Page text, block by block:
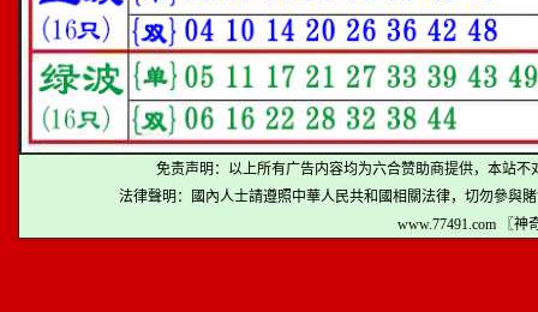
免责声明：以上所有广告内容均为六合赞助商提供，本站
法律聲明：國內人士請遵照中華人民共和國相關法律，切勿參與
www.77491.com 〖神